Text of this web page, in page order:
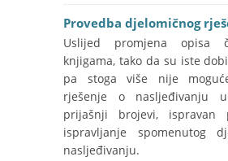
Provedba djelomičnog
Uslijed promjena opisa
knjigama, tako da su iste
pa stoga više nije
rješenje o nasljeđivanju
prijašnji brojevi,
ispravljanje spomenutog
nasljeđivanju.